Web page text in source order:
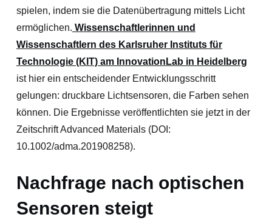
spielen, indem sie die Datenübertragung mittels Licht
ermöglichen. Wissenschaftlerinnen und
Wissenschaftlern des Karlsruher Instituts für
Technologie (KIT) am InnovationLab in Heidelberg
ist hier ein entscheidender Entwicklungsschritt
gelungen: druckbare Lichtsensoren, die Farben sehen
können. Die Ergebnisse veröffentlichten sie jetzt in der
Zeitschrift Advanced Materials (DOI:
10.1002/adma.201908258).
Nachfrage nach optischen
Sensoren steigt